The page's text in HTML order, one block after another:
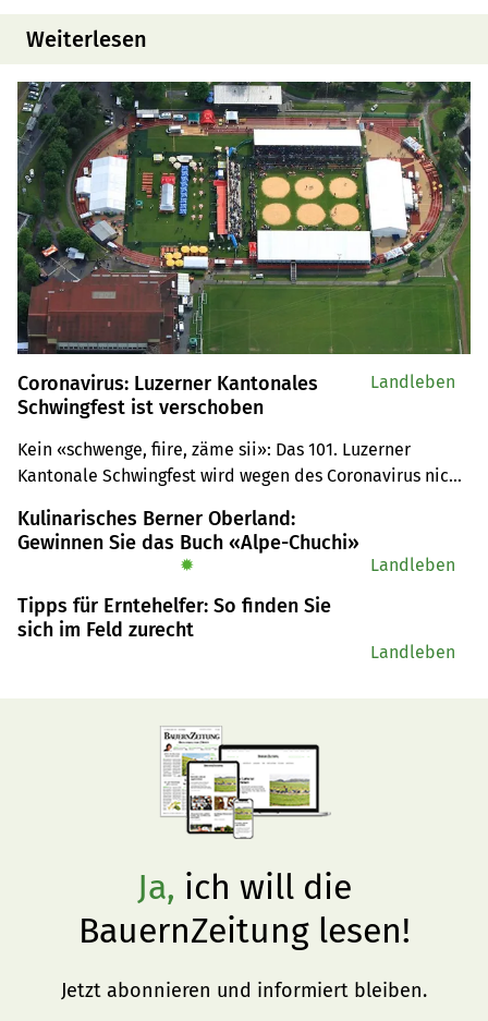
Weiterlesen
Coronavirus: Luzerner Kantonales
Schwingfest ist verschoben
Kein «schwenge, fiire, zäme sii»: Das 101. Luzerner
Kantonale Schwingfest wird wegen des Coronavirus nicht
Landleben
Kulinarisches Berner Oberland:
Gewinnen Sie das Buch «Alpe-Chuchi»
✹ Landleben
Tipps für Erntehelfer: So finden Sie
sich im Feld zurecht
Landleben
Ja, ich will die
BauernZeitung lesen!
Jetzt abonnieren und informiert bleiben.